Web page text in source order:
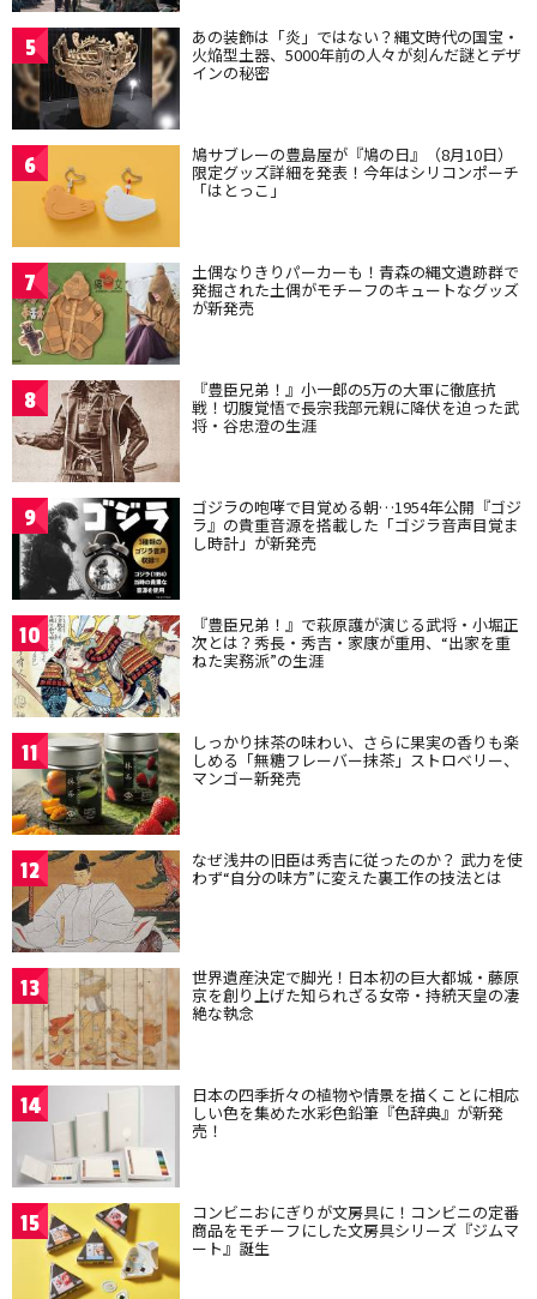
5 あの装飾は「炎」ではない？縄文時代の国宝・
火焔型土器、5000年前の人々が刻んだ謎とデザ
インの秘密
6 鳩サブレーの豊島屋が『鳩の日』（8月10日）
限定グッズ詳細を発表！今年はシリコンポーチ
「はとっこ」
7 土偶なりきりパーカーも！青森の縄文遺跡群で
発掘された土偶がモチーフのキュートなグッズ
が新発売
8 『豊臣兄弟！』小一郎の5万の大軍に徹底抗
戦！切腹覚悟で長宗我部元親に降伏を迫った武
将・谷忠澄の生涯
9 ゴジラの咆哮で目覚める朝…1954年公開『ゴジ
ラ』の貴重音源を搭載した「ゴジラ音声目覚ま
し時計」が新発売
10 『豊臣兄弟！』で萩原護が演じる武将・小堀正
次とは？秀長・秀吉・家康が重用、“出家を重
ねた実務派”の生涯
11 しっかり抹茶の味わい、さらに果実の香りも楽
しめる「無糖フレーバー抹茶」ストロベリー、
マンゴー新発売
12 なぜ浅井の旧臣は秀吉に従ったのか？ 武力を使
わず“自分の味方”に変えた裏工作の技法とは
13 世界遺産決定で脚光！日本初の巨大都城・藤原
京を創り上げた知られざる女帝・持統天皇の凄
絶な執念
14 日本の四季折々の植物や情景を描くことに相応
しい色を集めた水彩色鉛筆『色辞典』が新発
売！
15 コンビニおにぎりが文房具に！コンビニの定番
商品をモチーフにした文房具シリーズ『ジムマ
ート』誕生